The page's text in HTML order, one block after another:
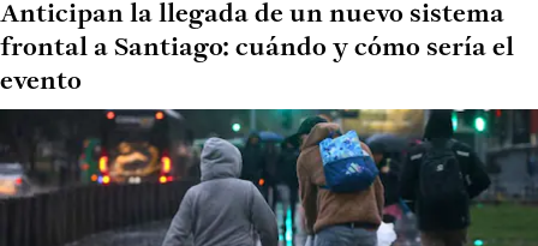
Anticipan la llegada de un nuevo sistema
frontal a Santiago: cuándo y cómo sería el
evento